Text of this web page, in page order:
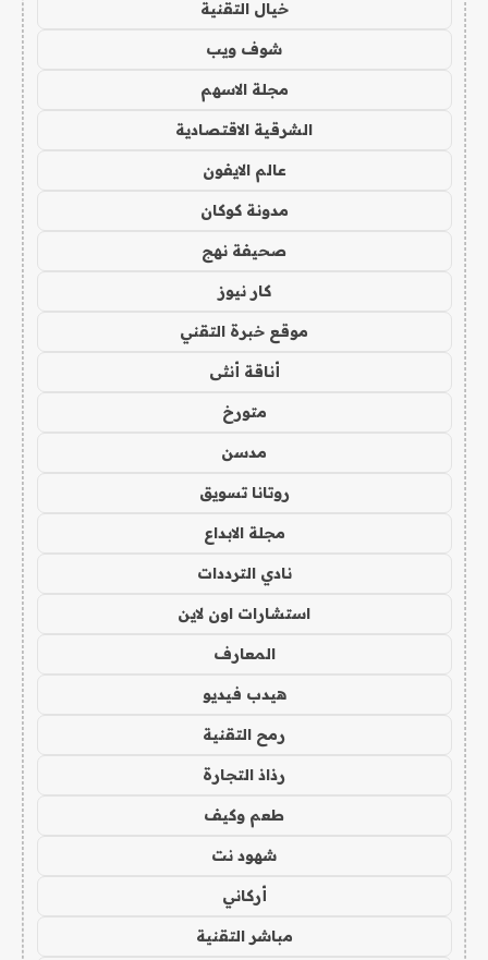
خيال التقنية
شوف ويب
مجلة الاسهم
الشرقية الاقتصادية
عالم الايفون
مدونة كوكان
صحيفة نهج
كار نيوز
موقع خبرة التقني
أناقة أنثى
متورخ
مدسن
روتانا تسويق
مجلة الابداع
نادي الترددات
استشارات اون لاين
المعارف
هيدب فيديو
رمح التقنية
رذاذ التجارة
طعم وكيف
شهود نت
أركاني
مباشر التقنية